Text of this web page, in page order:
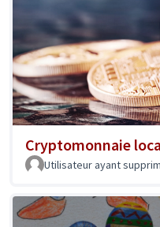
Cryptomonnaie
Utilisateur ayant